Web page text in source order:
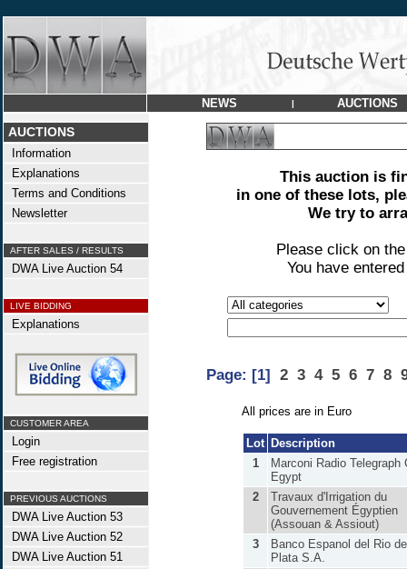
NEWS | AUCTIONS
AUCTIONS
Information
Explanations
Terms and Conditions
Newsletter
AFTER SALES / RESULTS
DWA Live Auction 54
LIVE BIDDING
Explanations
CUSTOMER AREA
Login
Free registration
PREVIOUS AUCTIONS
DWA Live Auction 53
DWA Live Auction 52
DWA Live Auction 51
This auction is
in one of these lots,
We try to
Please click on
You have
Page: [1] 2 3 4 5 6 7 8
All prices are in Euro
Lot Description
1
Marconi Radio Telegraph
Egypt
2
Travaux d'Irrigation du
Gouvernement Égyptien
(Assouan & Assiout)
3
Banco Espanol del Rio
Plata S.A.